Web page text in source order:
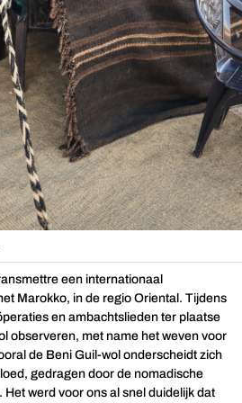
een internationaal
Marokko, in de regio Oriental. Tijdens
en ambachtslieden ter plaatse
observeren, met name het weven voor
de Beni Guil-wol onderscheidt zich
gedragen door de nomadische
werd voor ons al snel duidelijk dat